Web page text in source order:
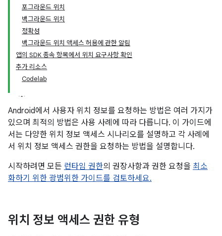
포그라운드 위치
백그라운드 위치
정확성
백그라운드 위치 액세스 허용에 관한 알림
앱의 SDK 종속 항목에서 위치 요구사항 확인
추가 리소스
Codelab
Android에서 사용자 위치 정보를 요청하는 방법은 여러 가지가
있으며 최적의 방법은 사용 사례에 따라 다릅니다. 이 가이드에
서는 다양한 위치 정보 액세스 시나리오를 설명하고 각 사례에
서 위치 정보 액세스 권한을 요청하는 방법을 설명합니다.
시작하려면 모든 런타임 권한의 권장사항과 권한 요청을 최소
화하기 위한 광범위한 가이드를 검토하세요.
위치 정보 액세스 권한 유형